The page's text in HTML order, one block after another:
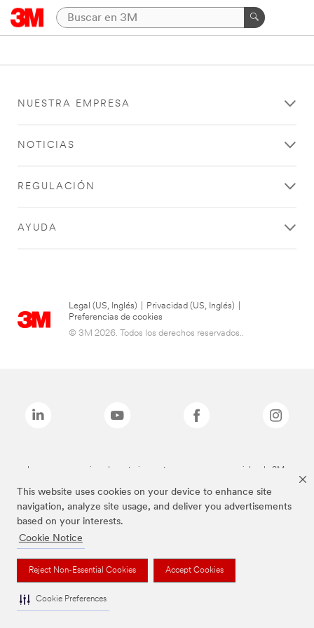
This website uses cookies on your device to enhance site
navigation, analyze site usage, and deliver you advertisements
based on your interests.
Cookie Notice
Reject Non-Essential Cookies Accept Cookies
Cookie Preferences
NUESTRA EMPRESA
NOTICIAS
REGULACIÓN
AYUDA
Legal (US, Inglés) Privacidad (US, Inglés)
Preferencias de cookies
© 3M 2026. Todos los derechos reservados..
Las marcas mencionadas anteriormente son marcas comerciales de 3M.